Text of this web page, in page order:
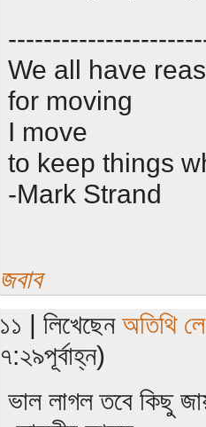
We all have
for moving
I move
to keep things
-Mark Strand
জবাব
১১ | লিখেছেন অতিথি
৭:২৯পূর্বাহ্ন)
ভাল লাগল তবে কিছু